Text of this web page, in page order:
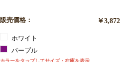
販売価格： ￥3,872
ホワイト
パープル
カラーをタップしてサイズ・在庫を表示